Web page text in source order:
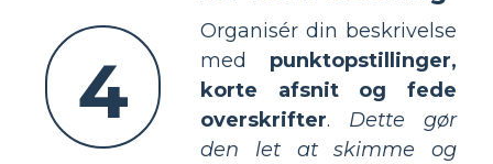
4
Organisér din beskrivelse
med punktopstillinger,
korte afsnit og fede
overskrifter. Dette gør
den let at skimme og